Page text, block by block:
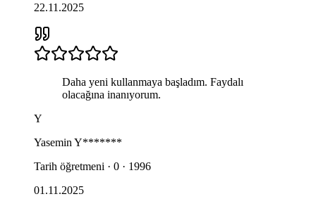
22.11.2025
Daha yeni kullanmaya başladım. Faydalı
olacağına inanıyorum.
Y
Yasemin Y*******
Tarih öğretmeni · 0 · 1996
01.11.2025